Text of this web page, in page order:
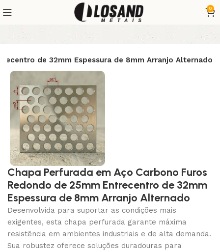
0
de 32mm Espessura de 8mm Arranjo Alternado
Chapa Perfurada em Aço Carbono Furos
Redondo de 25mm Entrecentro de 32mm
Espessura de 8mm Arranjo Alternado
Desenvolvida para suportar as condições mais
exigentes, esta chapa perfurada garante máxima
resistência em ambientes industriais e de alta demanda.
Sua robustez oferece soluções duradouras para